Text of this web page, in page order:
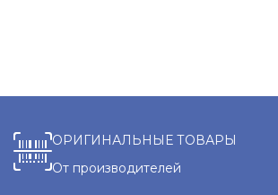
ОРИГИНАЛЬНЫЕ ТОВАРЫ
От производителей